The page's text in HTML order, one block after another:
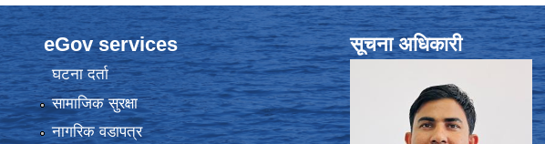
eGov services
घटना दर्ता
सामाजिक सुरक्षा
नागरिक वडापत्र
सूचना अधिकारी